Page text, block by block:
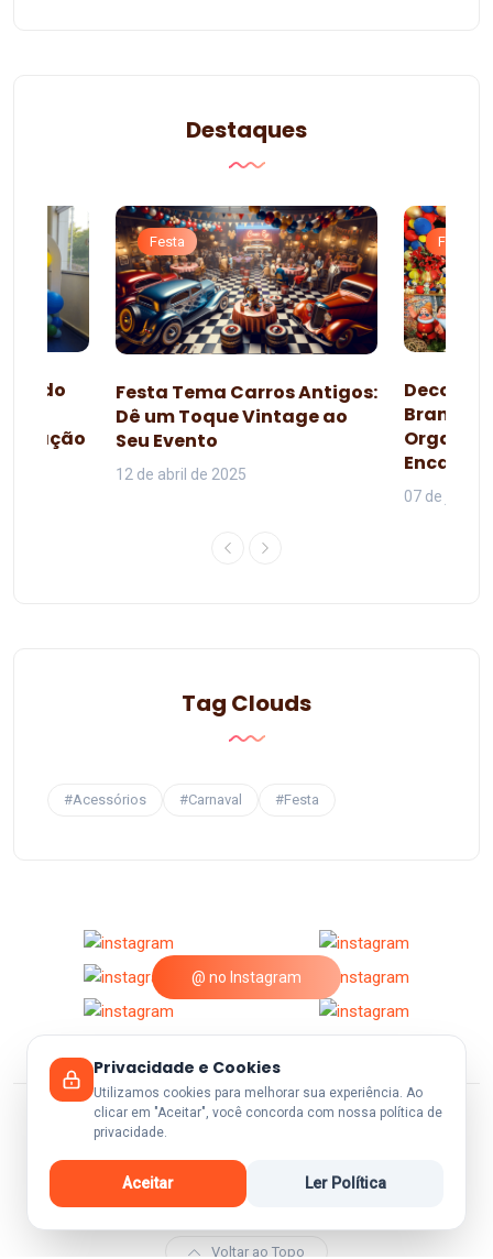
Destaques
do
Festa
Festa Tema Carros Antigos:
Dê um Toque Vintage ao
Seu Evento
12 de abril de 2025
Festa
Branca
07 de junho
Tag Clouds
#Acessórios #Carnaval #Festa
@ no Instagram
Voltar ao Topo
Privacidade e Cookies
Utilizamos cookies para melhorar sua experiência. Ao
clicar em "Aceitar", você concorda com nossa política de
privacidade.
Aceitar Ler Política